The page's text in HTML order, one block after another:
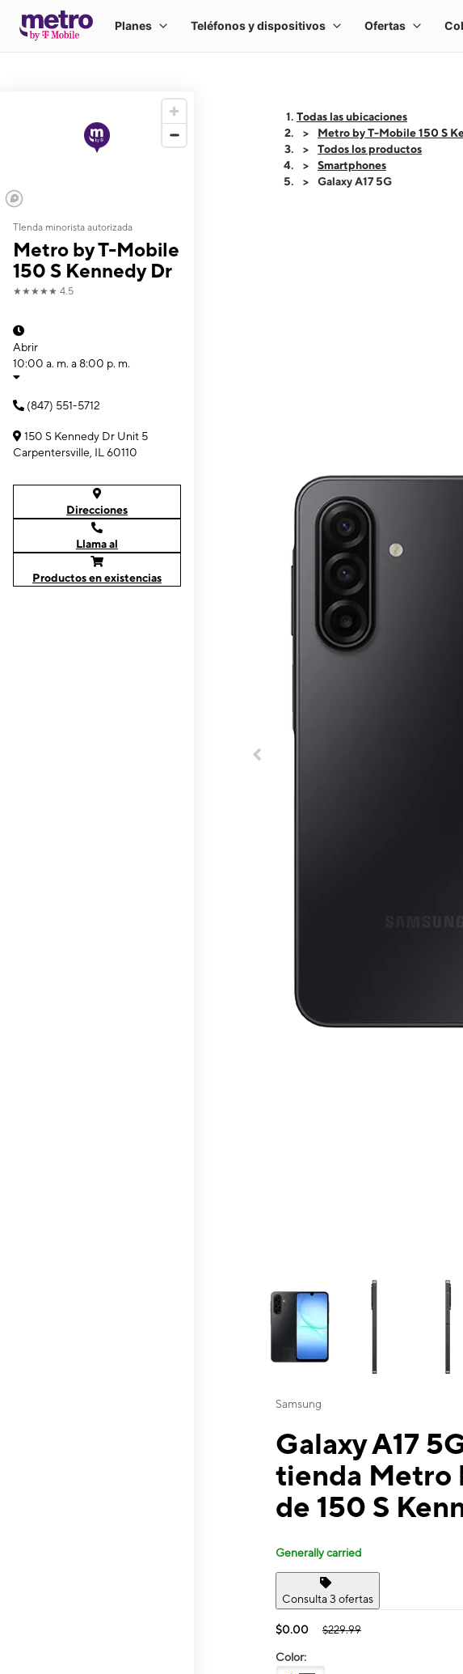
TIenda minorista autorizada
Metro by T-Mobile
150 S Kennedy Dr
★★★★★ 4.5
Abrir
10:00 a. m. a 8:00 p. m.
(847) 551-5712
150 S Kennedy Dr Unit 5
Carpentersville, IL 60110
Direcciones
Llama al
Productos en existencias
Todas las ubicaciones
Metro by T-Mobile 150 S
Todos los productos
Smartphones
Galaxy A17 5G
This carousel contains a column of
Samsung
Galaxy A17
tienda Metro
de 150 S
Generally carried
Consulta 3 ofertas
$0.00 $229.99
Color: